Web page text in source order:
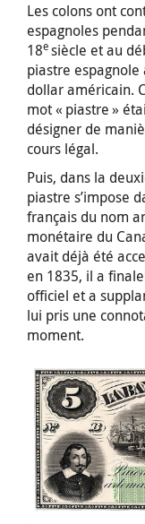
Les colons ont
espagnoles
18esiècle et au
piastre
dollar américain.
mot « piastre »
désigner de
cours légal.
Puis, dans la
piastre s’impose
français du nom
monétaire du
avait déjà été
en 1835, il a
officiel et a
lui pris une
moment.